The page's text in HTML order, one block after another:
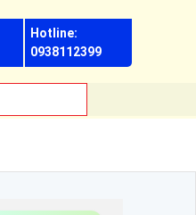
Hotline:
0938112399